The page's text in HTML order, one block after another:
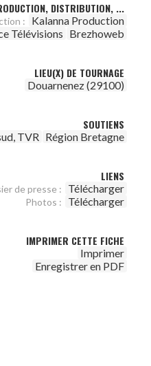
DISTRIBUTION, ...
:
Kalanna Production
Télévisions Brezhoweb
LIEU(X) DE TOURNAGE
Douarnenez (29100)
SOUTIENS
TVR Région Bretagne
LIENS
de presse : Télécharger
Photos : Télécharger
IMPRIMER CETTE FICHE
Imprimer
Enregistrer en PDF